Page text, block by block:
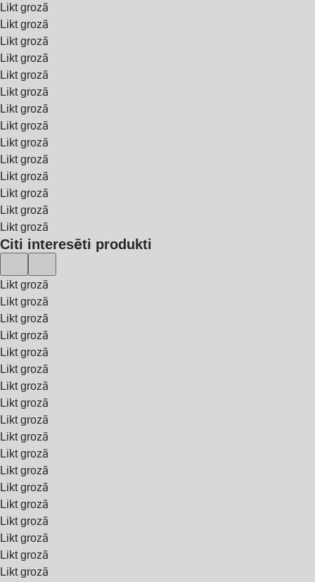
Likt grozā
Likt grozā
Likt grozā
Likt grozā
Likt grozā
Likt grozā
Likt grozā
Likt grozā
Likt grozā
Likt grozā
Likt grozā
Likt grozā
Likt grozā
Likt grozā
Citi interesēti produkti
Likt grozā
Likt grozā
Likt grozā
Likt grozā
Likt grozā
Likt grozā
Likt grozā
Likt grozā
Likt grozā
Likt grozā
Likt grozā
Likt grozā
Likt grozā
Likt grozā
Likt grozā
Likt grozā
Likt grozā
Likt grozā